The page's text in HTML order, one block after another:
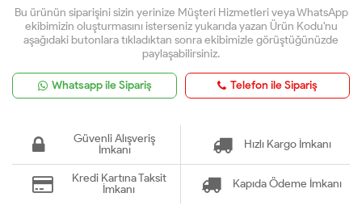
Bu ürünün siparişini sizin yerinize Müşteri Hizmetleri veya WhatsApp
ekibimizin oluşturmasını isterseniz yukarıda yazan Ürün Kodu'nu
aşağıdaki butonlara tıkladıktan sonra ekibimizle görüştüğünüzde
paylaşabilirsiniz.
Whatsapp ile Sipariş Telefon ile Sipariş
Güvenli Alışveriş
İmkanı
Hızlı Kargo İmkanı
Kredi Kartına Taksit
İmkanı
Kapıda Ödeme İmkanı